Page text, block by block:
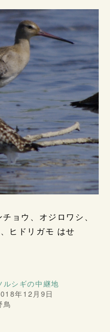
ョウ、オジロワシ、
ヒドリガモ はせ
ルシギの中継地
年12月9日
鳥